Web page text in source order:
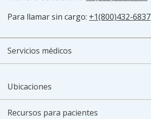
Para llamar sin cargo: +1(800)432-6837
Servicios médicos
Ubicaciones
Recursos para pacientes